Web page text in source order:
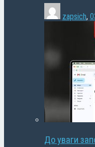
zapsich,
До уваги